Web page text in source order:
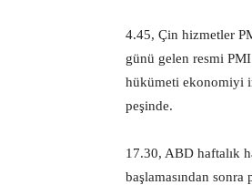
4.45, Çin hizmetler
günü gelen resmi
hükümeti ekonomiyi
peşinde.
17.30, ABD haftalık
başlamasından